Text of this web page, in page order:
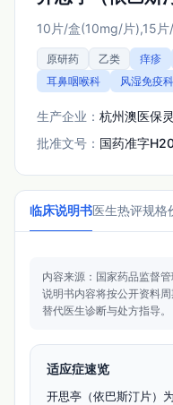
10片/盒(10mg/片),15
原研药 乙类 痒疹
耳鼻咽喉科
风湿免疫科
生产企业： 杭州澳医保
批准文号： 国药准字
临床说明书医生热评规格
内容来源：国家药品监督
说明书内容将按公开资料周
替代医生诊断与处方指导。
适应症速览
开思亭（依巴斯汀片）